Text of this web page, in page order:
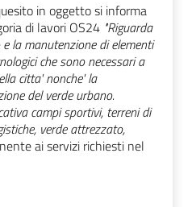
in oggetto si informa
di lavori OS24 "Riguarda
la manutenzione di elementi
che sono necessari a
citta' nonche' la
del verde urbano.
campi sportivi, terreni di
verde attrezzato,
ai servizi richiesti nel